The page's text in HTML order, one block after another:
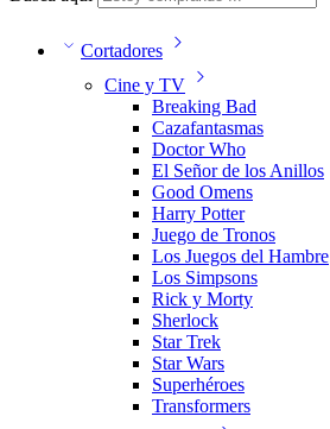
Cortadores
Cine y TV
Breaking Bad
Cazafantasmas
Doctor Who
El Señor de los Anillos
Good Omens
Harry Potter
Juego de Tronos
Los Juegos del Hambre
Los Simpsons
Rick y Morty
Sherlock
Star Trek
Star Wars
Superhéroes
Transformers